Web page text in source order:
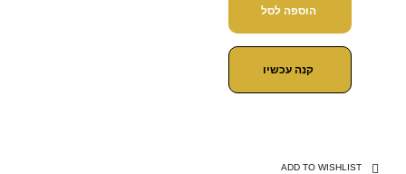
הוספה לסל
קנה עכשיו
ADD TO WISHLIST